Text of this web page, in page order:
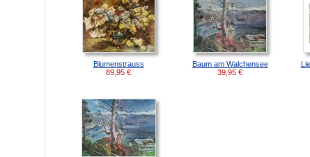
Blumenstrauss
89,95 €
Baum am Walchensee
39,95 €